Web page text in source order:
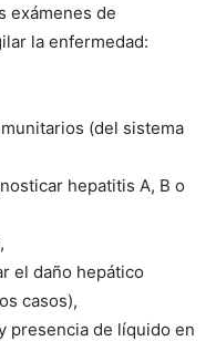
exámenes de
la enfermedad:
(del sistema
hepatitis A, B o
el daño hepático
casos),
presencia de líquido en